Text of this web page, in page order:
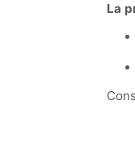
La